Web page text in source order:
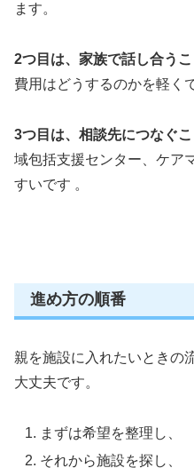
ます。
2つ目は、家族で話し合うこ
費用はどうするのかを軽く
3つ目は、相談先につなぐこ
域包括支援センター、ケア
すいです 。
進め方の順番
親を施設に入れたいときの
大丈夫です。
まずは希望を整理し、
それから施設を探し、